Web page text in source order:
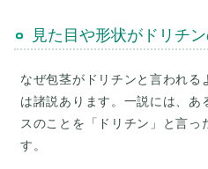
見た目や形状がドリチ
なぜ包茎がドリチンと言われる
は諸説あります。一説には、あ
スのことを「ドリチン」と言っ
す。